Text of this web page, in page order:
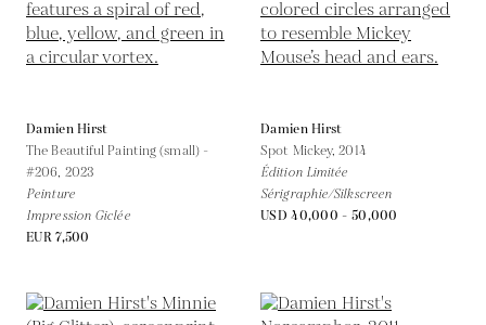
Damien Hirst
The Beautiful Painting (small) -
#206, 2023
Peinture
Impression Giclée
EUR 7,500
Damien Hirst
Spot Mickey,2014
Édition Limitée
Sérigraphie/Silkscreen
USD 40,000 - 50,000